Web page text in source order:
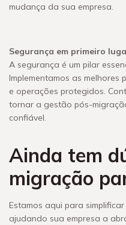
mudança da sua empresa.
Segurança em primeiro
A segurança é um pilar
Implementamos as
e operações protegidos.
tornar a gestão pós-
confiável.
Ainda tem
migração
Estamos aqui para
ajudando sua empresa a